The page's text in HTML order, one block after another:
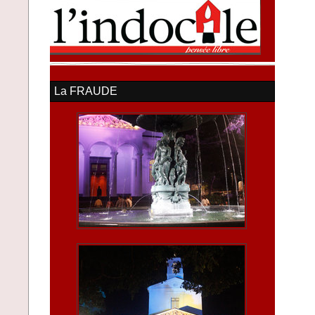
La FRAUDE